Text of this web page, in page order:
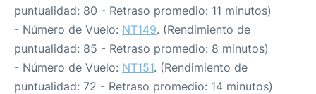
puntualidad: 80 - Retraso promedio: 11 minutos)
- Número de Vuelo: NT149. (Rendimiento de
puntualidad: 85 - Retraso promedio: 8 minutos)
- Número de Vuelo: NT151. (Rendimiento de
puntualidad: 72 - Retraso promedio: 14 minutos)